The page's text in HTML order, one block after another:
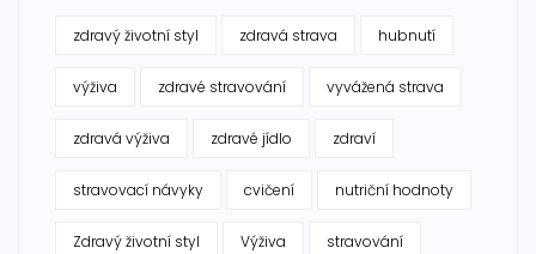
zdravý životní styl zdravá strava hubnutí
výživa zdravé stravování vyvážená strava
zdravá výživa zdravé jídlo zdraví
stravovací návyky cvičení nutriční hodnoty
Zdravý životní styl Výživa stravování